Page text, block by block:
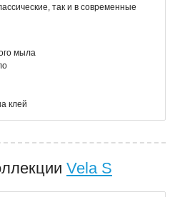
так и в современные
мыла
клей
Vela S